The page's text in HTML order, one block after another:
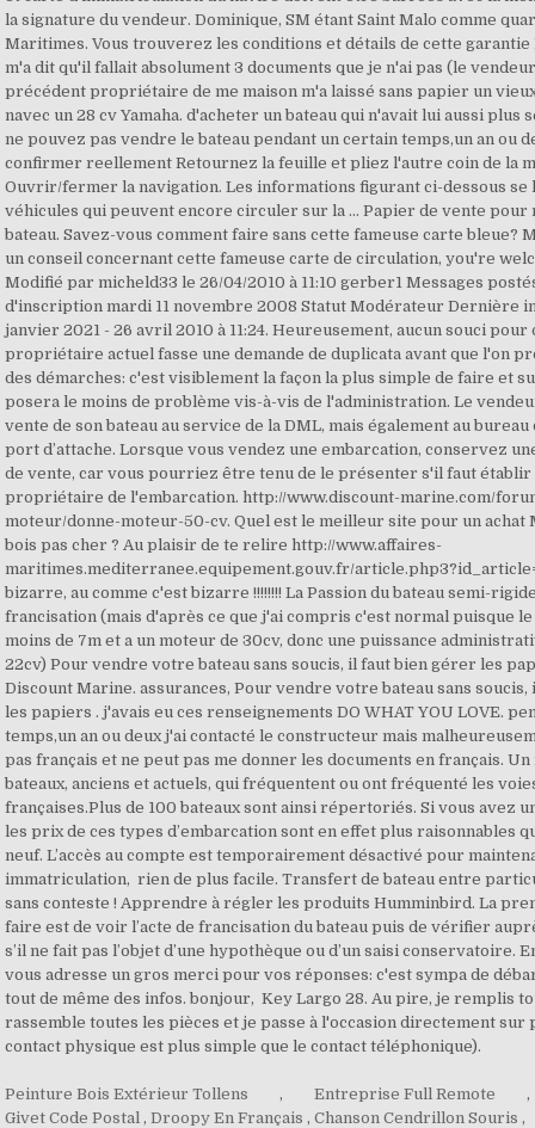
Peinture Bois Extérieur Tollens , Entreprise Full Remote
,
Givet Code Postal , Droopy En Français , Chanson Cendrillon Souris ,